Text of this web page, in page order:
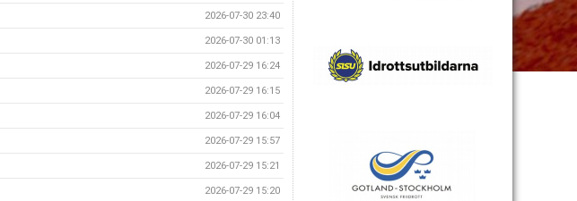
2026-07-30 23:40
2026-07-30 01:13
2026-07-29 16:24
2026-07-29 16:15
2026-07-29 16:04
2026-07-29 15:57
2026-07-29 15:21
2026-07-29 15:20